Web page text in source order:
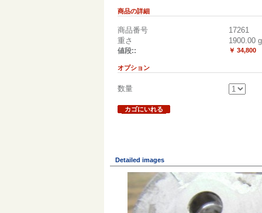
商品の詳細
商品番号
17261
重さ
1900.00 g
値段:: ￥ 34,800
オプション
数量
カゴにいれる
Detailed images